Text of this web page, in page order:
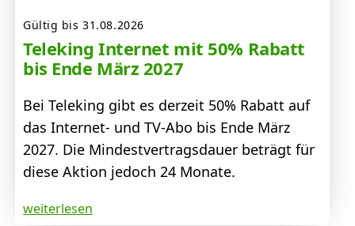
Gültig bis 31.08.2026
Teleking Internet mit 50% Rabatt
bis Ende März 2027
Bei Teleking gibt es derzeit 50% Rabatt auf
das Internet- und TV-Abo bis Ende März
2027. Die Mindestvertragsdauer beträgt für
diese Aktion jedoch 24 Monate.
weiterlesen